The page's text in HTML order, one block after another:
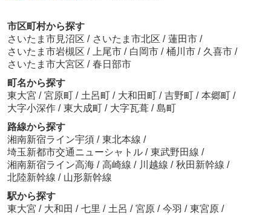
市区町村から探す
さいたま市見沼区 / さいたま市北区 / 蓮田市 /
さいたま市岩槻区 / 上尾市 / 白岡市 / 桶川市 / 久喜市 /
さいたま市大宮区 / 春日部市
町名から探す
東大宮 / 宮原町 / 土呂町 / 大和田町 / 吉野町 / 本郷町 /
大字小深作 / 東大成町 / 大字瓦葺 / 島町
路線から探す
湘南新宿ライン宇須 / 東北本線 /
埼玉新都市交通ニューシャトル / 東武野田線 /
湘南新宿ライン高海 / 高崎線 / 川越線 / 秋田新幹線 /
北陸新幹線 / 山形新幹線
駅から探す
東大宮 / 大和田 / 七里 / 土呂 / 宮原 / 今羽 / 東宮原 /